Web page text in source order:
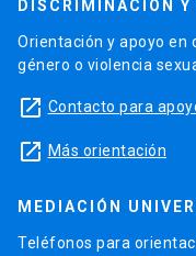
DISCRIMINACIÓN
Orientación y apoyo en
género o violencia
launch Contacto para
launch Más orientación
MEDIACIÓN
Teléfonos para